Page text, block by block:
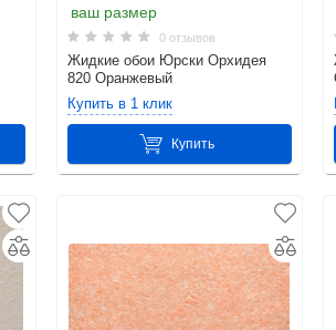
ваш размер
0 отзывов
Жидкие обои Юрски Орхидея
820 Оранжевый
Купить в 1 клик
Купить